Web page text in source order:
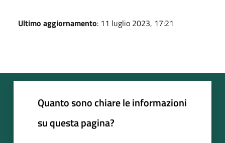
Ultimo aggiornamento: 11 luglio 2023, 17:21
Quanto sono chiare le informazioni
su questa pagina?